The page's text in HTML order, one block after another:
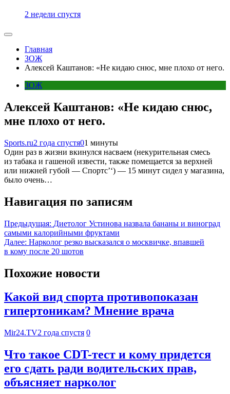
2 недели спустя
Главная
ЗОЖ
Алексей Каштанов: «Не кидаю снюс, мне плохо от него.
ЗОЖ
Алексей Каштанов: «Не кидаю снюс,
мне плохо от него.
Sports.ru2 года спустя01 минуты
Один раз в жизни вкинулся насваем (некурительная смесь
из табака и гашеной извести, также помещается за верхней
или нижней губой — Спортс’‘) — 15 минут сидел у магазина,
было очень…
Навигация по записям
Предыдущая: Диетолог Устинова назвала бананы и виноград
самыми калорийными фруктами
Далее: Нарколог резко высказался о москвичке, впавшей
в кому после 20 шотов
Похожие новости
Какой вид спорта противопоказан
гипертоникам? Мнение врача
Mir24.TV2 года спустя 0
Что такое CDT-тест и кому придется
его сдать ради водительских прав,
объясняет нарколог